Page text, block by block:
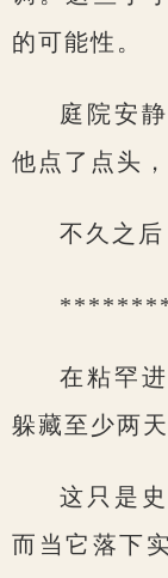
的可能性。
庭院安
他点了点头
不久之
在粘罕
躲藏至少两天
这只是
而当它落下